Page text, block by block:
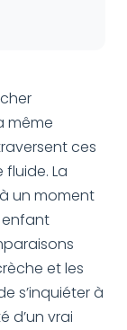
même
ces
La
un moment
enfant
et les
s’inquiéter à
d’un vrai